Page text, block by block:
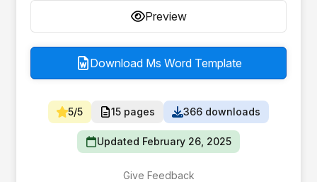
Preview
Download Ms Word Template
5/5 15 pages 366 downloads
Updated February 26, 2025
Give Feedback